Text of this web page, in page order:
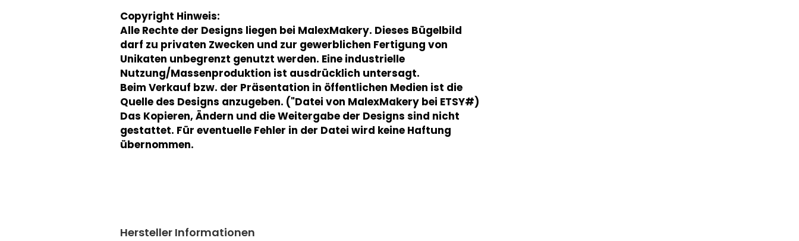
Copyright Hinweis:
Alle Rechte der Designs liegen bei MalexMakery. Dieses Bügelbild
darf zu privaten Zwecken und zur gewerblichen Fertigung von
Unikaten unbegrenzt genutzt werden. Eine industrielle
Nutzung/Massenproduktion ist ausdrücklich untersagt.
Beim Verkauf bzw. der Präsentation in öffentlichen Medien ist die
Quelle des Designs anzugeben. ("Datei von MalexMakery bei ETSY#)
Das Kopieren, Ändern und die Weitergabe der Designs sind nicht
gestattet. Für eventuelle Fehler in der Datei wird keine Haftung
übernommen.
Hersteller Informationen